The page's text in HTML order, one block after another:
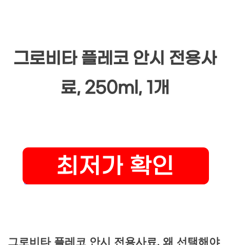
그로비타 플레코 안시 전용사
료, 250ml, 1개
그로비타 플레코 안시 전용사료, 왜 선택해야